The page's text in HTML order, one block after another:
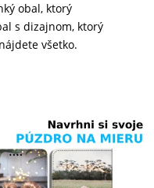
obal, ktorý
s dizajnom, ktorý
všetko.